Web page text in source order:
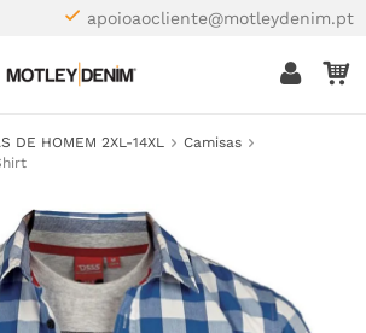
apoioaocliente@motleydenim.pt
DE HOMEM 2XL-14XL
Camisas